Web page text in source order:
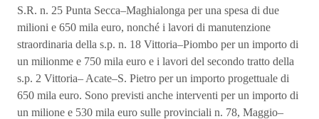
S.R. n. 25 Punta Secca–Maghialonga per una spesa di due
milioni e 650 mila euro, nonché i lavori di manutenzione
straordinaria della s.p. n. 18 Vittoria–Piombo per un importo di
un milionme e 750 mila euro e i lavori del secondo tratto della
s.p. 2 Vittoria– Acate–S. Pietro per un importo progettuale di
650 mila euro. Sono previsti anche interventi per un importo di
un milione e 530 mila euro sulle provinciali n. 78, Maggio–